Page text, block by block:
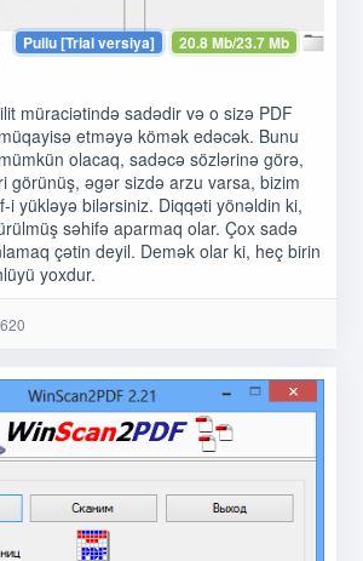
20.8 Mb/23.7 Mb
Pullu [Trial versiya]
müraciətində sadədir və o sizə PDF
müqayisə etməyə kömək edəcək. Bunu
olacaq, sadəcə sözlərinə görə,
görünüş, əgər sizdə arzu varsa, bizim
i yükləyə bilərsiniz. Diqqəti yönəldin ki,
səhifə aparmaq olar. Çox sadə
çətin deyil. Demək olar ki, heç birin
yoxdur.